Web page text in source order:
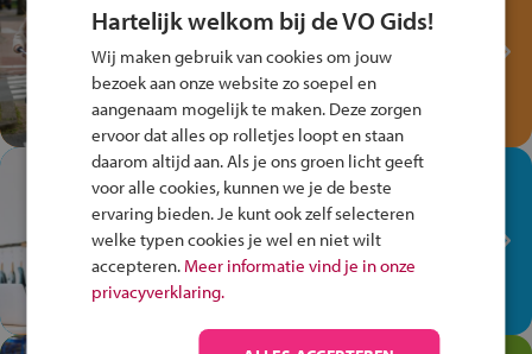
Fiets Veilig
Verkeersspel!
Speel het Fiets Veilig Verkeersspel
en win een Cortina-fiets!
In de winkel ben je op je
plek!
Ontdek via het vmbo jouw talent
op de winkelvloer, waar elke dag
anders is!
Hartelijk welkom bij de VO Gids!
Wij maken gebruik van cookies om jouw
bezoek aan onze website zo soepel en
aangenaam mogelijk te maken. Deze zorgen
ervoor dat alles op rolletjes loopt en staan
daarom altijd aan. Als je ons groen licht geeft
voor alle cookies, kunnen we je de beste
ervaring bieden. Je kunt ook zelf selecteren
welke typen cookies je wel en niet wilt
accepteren. Meer informatie vind je in onze
privacyverklaring.